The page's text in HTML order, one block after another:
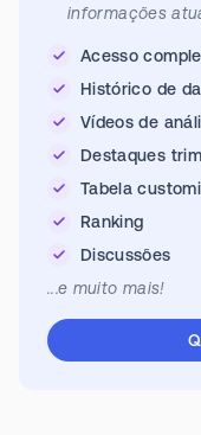
informações
Acesso
Histórico de
Vídeos de
Destaques
Tabela
Ranking
Discussões
...e muito mais!